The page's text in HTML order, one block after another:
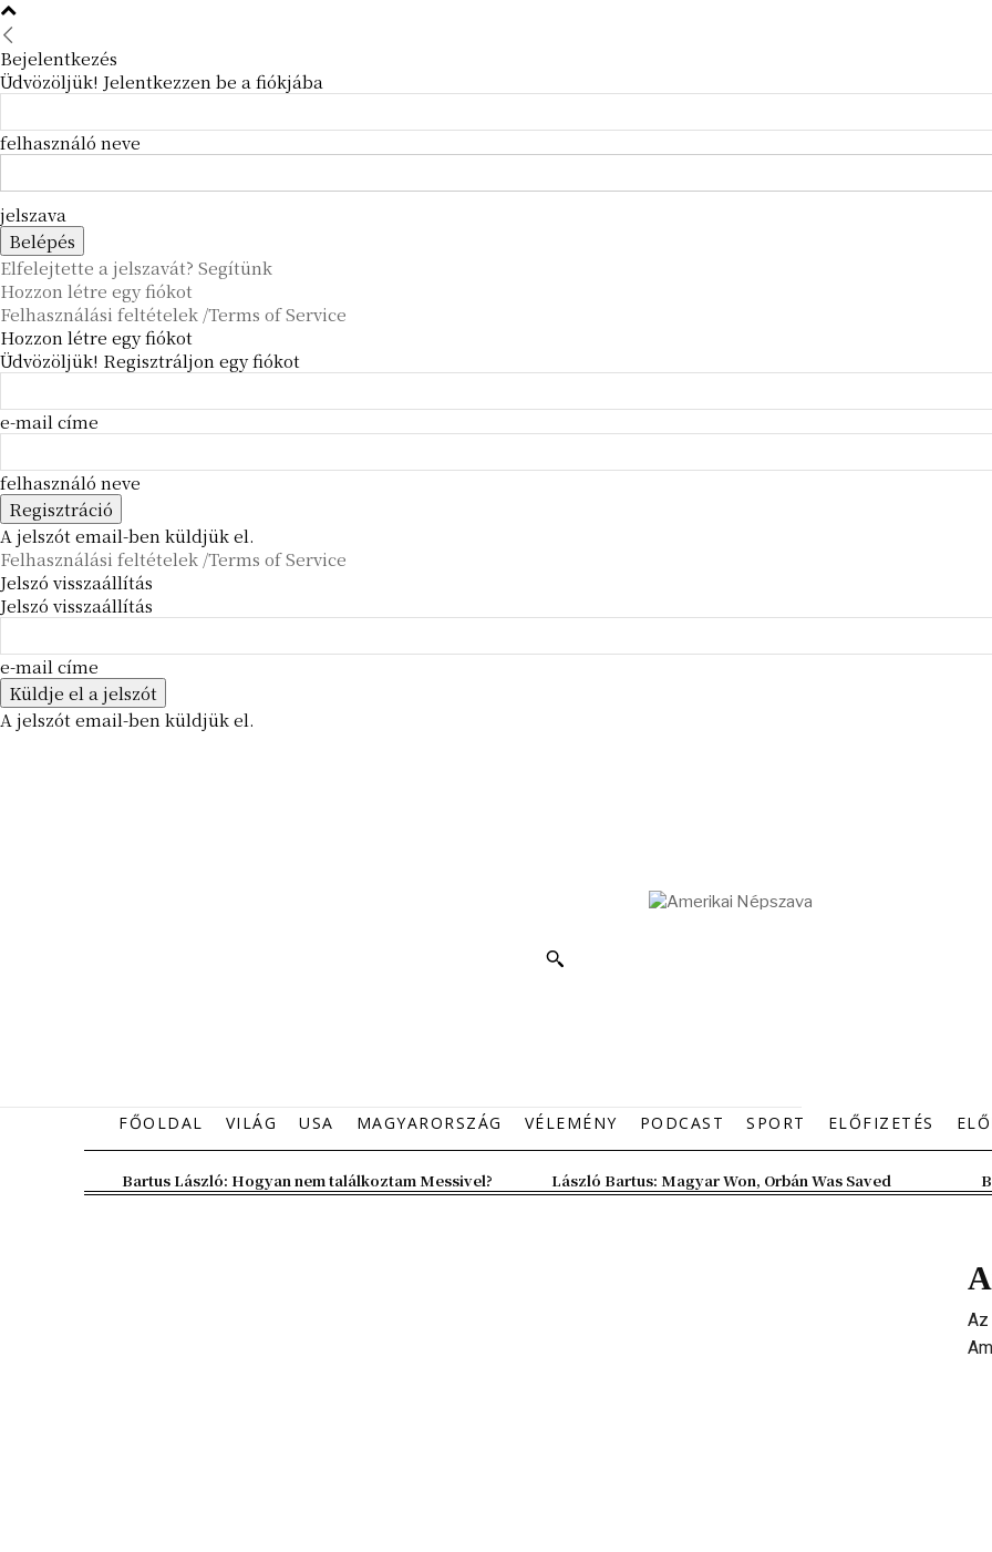
Bejelentkezés
Üdvözöljük! Jelentkezzen be a fiókjába
felhasználó neve
jelszava
Elfelejtette a jelszavát? Segítünk
Hozzon létre egy fiókot
Felhasználási feltételek /Terms of Service
Hozzon létre egy fiókot
Üdvözöljük! Regisztráljon egy fiókot
e-mail címe
felhasználó neve
A jelszót email-ben küldjük el.
Felhasználási feltételek /Terms of Service
Jelszó visszaállítás
Jelszó visszaállítás
e-mail címe
A jelszót email-ben küldjük el.
FŐOLDAL VILÁG USA MAGYARORSZÁG VÉLEMÉNY PODCAST SPORT ELŐFIZETÉS
Bartus László: Hogyan nem találkoztam Messivel? László Bartus: Magyar Won, Orbán Was Saved